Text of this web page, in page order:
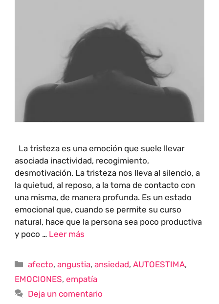
La tristeza es una emoción que suele llevar
asociada inactividad, recogimiento,
desmotivación. La tristeza nos lleva al silencio, a
la quietud, al reposo, a la toma de contacto con
una misma, de manera profunda. Es un estado
emocional que, cuando se permite su curso
natural, hace que la persona sea poco productiva
y poco … Leer más
afecto,angustia,ansiedad,AUTOESTIMA,
EMOCIONES, empatía
Deja un comentario